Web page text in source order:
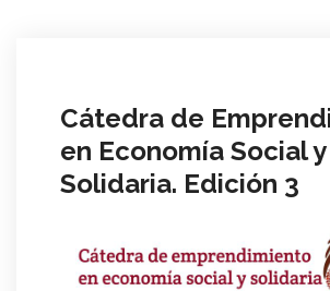
Cátedra de
en Economía Social y
Solidaria. Edición 3